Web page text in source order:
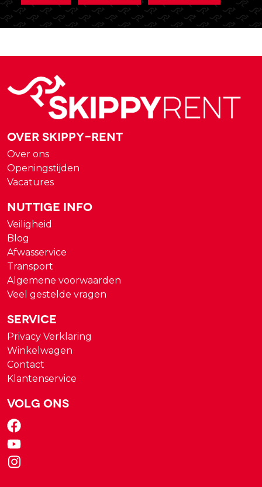
Over Skippy-rent
Over ons
Openingstijden
Vacatures
Nuttige Info
Veiligheid
Blog
Afwasservice
Transport
Algemene voorwaarden
Veel gestelde vragen
Service
Privacy Verklaring
Winkelwagen
Contact
Klantenservice
Volg ons